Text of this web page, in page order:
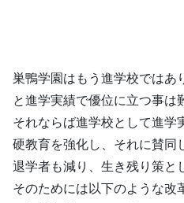
巣鴨学園はもう進学校ではあ
と進学実績で優位に立つ事は
それならば進学校として進学
硬教育を強化し、それに賛同
退学者も減り、生き残り策と
そのためには以下のような改